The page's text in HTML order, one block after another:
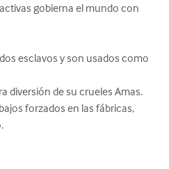
gobierna el mundo con
esclavos y son usados como
diversión de su crueles Amas.
forzados en las fábricas,